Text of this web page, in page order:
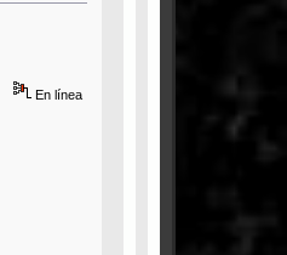
En línea